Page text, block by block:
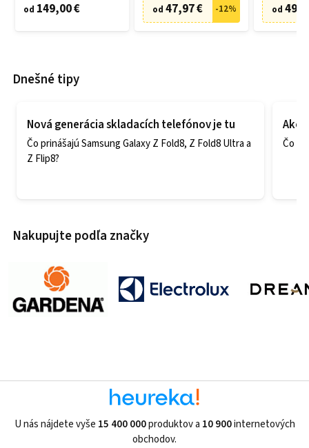
od 149,00 € od 47,97 € -12% od
Dnešné tipy
Nová generácia skladacích telefónov je tu
Čo prinášajú Samsung Galaxy Z Fold8, Z Fold8 Ultra a
Z Flip8?
Ako
Čo
Nakupujte podľa značky
U nás nájdete vyše 15 400 000produktov a 10 900internetových
obchodov.